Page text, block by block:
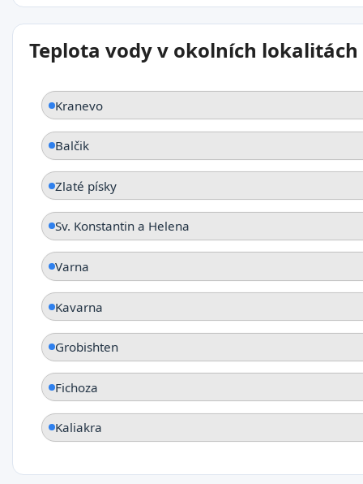
Teplota vody v okolních lokalitách
Kranevo
Balčik
Zlaté písky
Sv. Konstantin a Helena
Varna
Kavarna
Grobishten
Fichoza
Kaliakra